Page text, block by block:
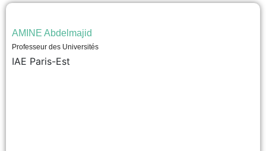
AMINE Abdelmajid
Professeur des Universités
IAE Paris-Est